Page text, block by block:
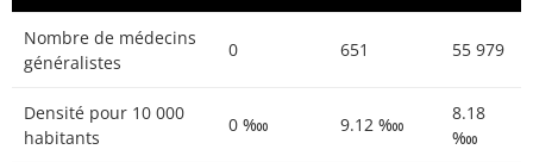
Nombre de médecins
généralistes
0 651 55 979
Densité pour 10 000
habitants
0 ‱ 9.12 ‱
8.18
‱